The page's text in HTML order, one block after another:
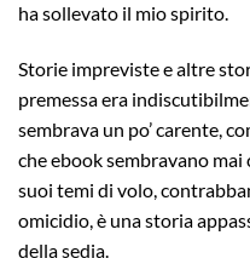
ha sollevato il mio spirito.
Storie impreviste e altre
premessa era
sembrava un po’ carente,
che ebook sembravano
suoi temi di volo,
omicidio, è una storia
della sedia.